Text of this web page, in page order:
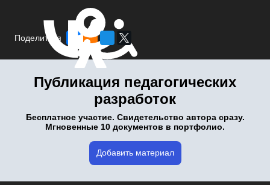
Поделиться
Публикация педагогических
разработок
Бесплатное участие. Свидетельство автора сразу.
Мгновенные 10 документов в портфолио.
Добавить материал